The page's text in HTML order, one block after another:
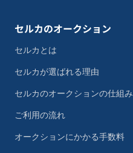
セルカのオークション
セルカとは
セルカが選ばれる理由
セルカのオークションの仕組み
ご利用の流れ
オークションにかかる手数料